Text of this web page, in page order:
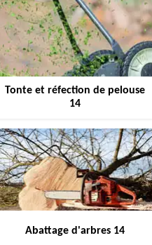
Tonte et réfection de pelouse
14
Abattage d'arbres 14